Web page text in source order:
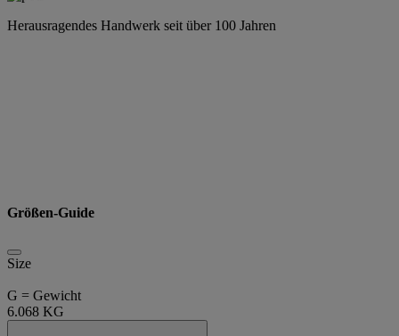
Herausragendes Handwerk seit über 100 Jahren
Größen-Guide
Size
G = Gewicht
6.068 KG